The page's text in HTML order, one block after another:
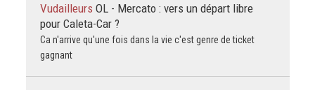
Vudailleurs OL - Mercato : vers un départ libre
pour Caleta-Car ?
Ca n'arrive qu'une fois dans la vie c'est genre de ticket
gagnant